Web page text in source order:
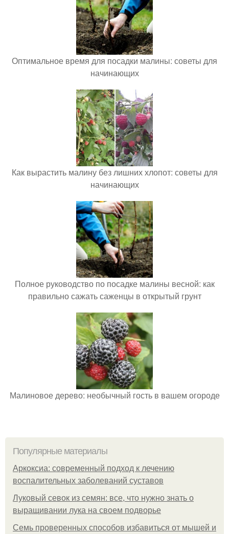
Оптимальное время для посадки малины: советы для
начинающих
Как вырастить малину без лишних хлопот: советы для
начинающих
Полное руководство по посадке малины весной: как
правильно сажать саженцы в открытый грунт
Малиновое дерево: необычный гость в вашем огороде
Популярные материалы
Аркоксиа: современный подход к лечению
воспалительных заболеваний суставов
Луковый севок из семян: все, что нужно знать о
выращивании лука на своем подворье
Семь проверенных способов избавиться от мышей и